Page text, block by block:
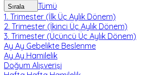
Sırala
Tümü
1. Trimester (İlk Üç Aylık Dönem)
2. Trimester (İkinci Üç Aylık Dönem)
3. Trimester (Üçüncü Üç Aylık Dönem)
Ay Ay Gebelikte Beslenme
Ay Ay Hamilelik
Doğum Alışverişi